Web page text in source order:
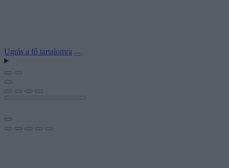
Ugrás a fő tartalomra